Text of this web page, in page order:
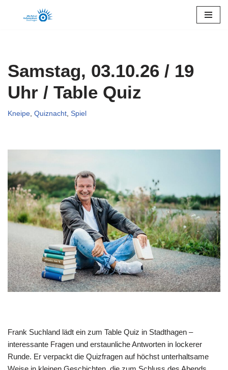
Samstag, 03.10.26 / 19
Uhr / Table Quiz
Kneipe, Quiznacht, Spiel
Frank Suchland lädt ein zum Table Quiz in Stadthagen –
interessante Fragen und erstaunliche Antworten in lockerer
Runde. Er verpackt die Quizfragen auf höchst unterhaltsame